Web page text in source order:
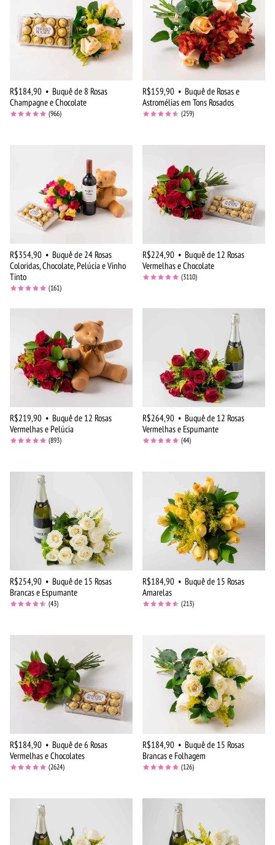
R$184,90 • Buquê de 8 Rosas
Champagne e Chocolate
(966)
R$159,90 • Buquê de Rosas e
Astromélias em Tons Rosados
(259)
R$354,90 • Buquê de 24 Rosas
Coloridas, Chocolate, Pelúcia e Vinho
Tinto
(161)
R$224,90 • Buquê de 12 Rosas
Vermelhas e Chocolate
(3110)
R$219,90 • Buquê de 12 Rosas
Vermelhas e Pelúcia
(893)
R$264,90 • Buquê de 12 Rosas
Vermelhas e Espumante
(44)
R$254,90 • Buquê de 15 Rosas
Brancas e Espumante
(43)
R$184,90 • Buquê de 15 Rosas
Amarelas
(213)
R$184,90 • Buquê de 6 Rosas
Vermelhas e Chocolates
(2624)
R$184,90 • Buquê de 15 Rosas
Brancas e Folhagem
(126)